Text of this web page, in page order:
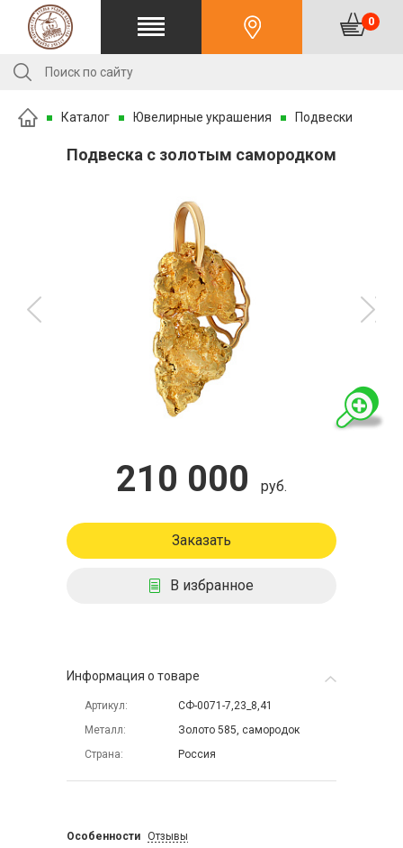
0
Каталог Ювелирные украшения Подвески
Подвеска с золотым самородком
210 000 руб.
Заказать
В избранное
Информация о товаре
Артикул
СФ-0071-7,23_8,41
Металл
Золото 585, самородок
Страна
Россия
Особенности Отзывы